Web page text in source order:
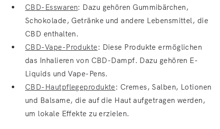
CBD-Esswaren: Dazu gehören Gummibärchen,
Schokolade, Getränke und andere Lebensmittel, die
CBD enthalten.
CBD-Vape-Produkte: Diese Produkte ermöglichen
das Inhalieren von CBD-Dampf. Dazu gehören E-
Liquids und Vape-Pens.
CBD-Hautpflegeprodukte: Cremes, Salben, Lotionen
und Balsame, die auf die Haut aufgetragen werden,
um lokale Effekte zu erzielen.